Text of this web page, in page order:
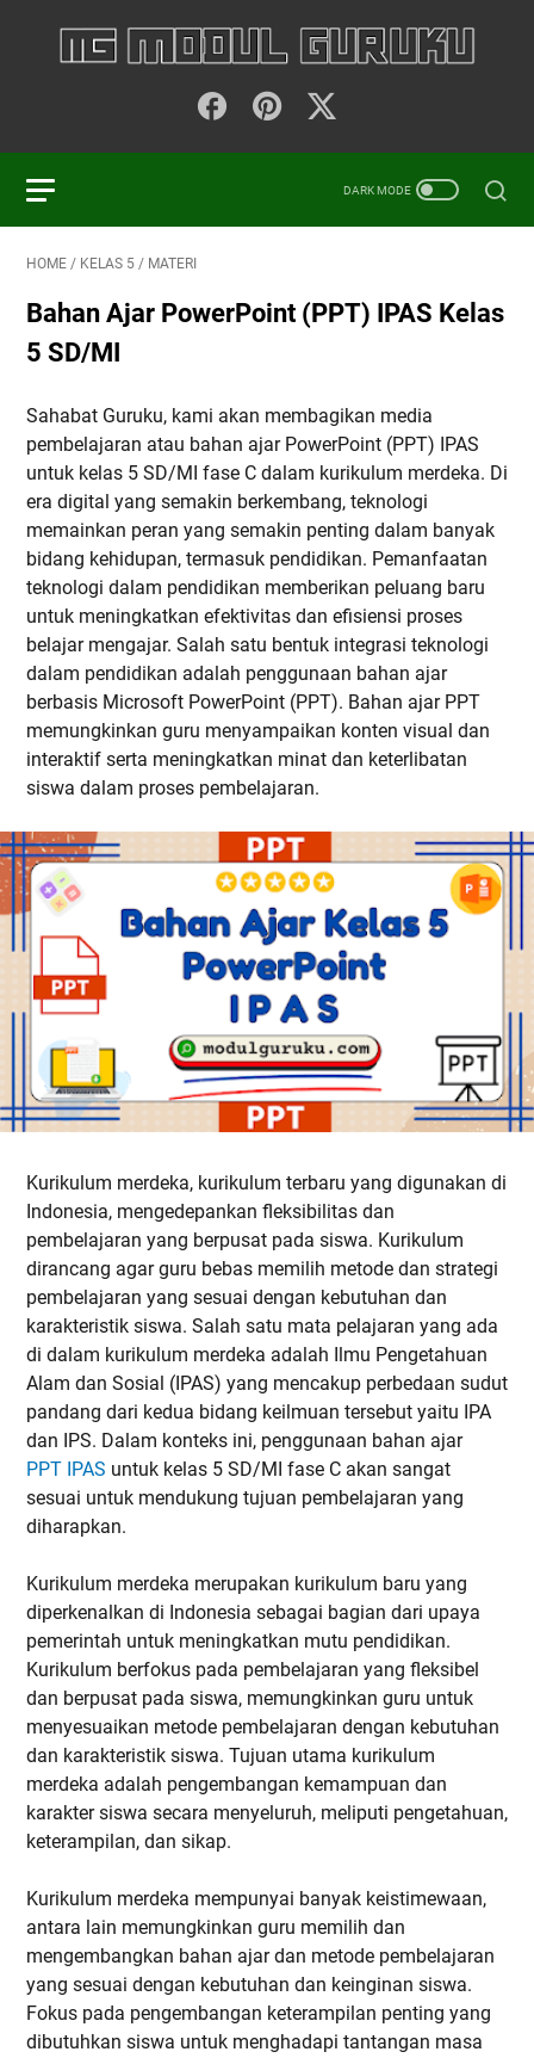
HOME / KELAS 5 / MATERI
Bahan Ajar PowerPoint (PPT) IPAS Kelas
5 SD/MI
Sahabat Guruku, kami akan membagikan media
pembelajaran atau bahan ajar PowerPoint (PPT) IPAS
untuk kelas 5 SD/MI fase C dalam kurikulum merdeka. Di
era digital yang semakin berkembang, teknologi
memainkan peran yang semakin penting dalam banyak
bidang kehidupan, termasuk pendidikan. Pemanfaatan
teknologi dalam pendidikan memberikan peluang baru
untuk meningkatkan efektivitas dan efisiensi proses
belajar mengajar. Salah satu bentuk integrasi teknologi
dalam pendidikan adalah penggunaan bahan ajar
berbasis Microsoft PowerPoint (PPT). Bahan ajar PPT
memungkinkan guru menyampaikan konten visual dan
interaktif serta meningkatkan minat dan keterlibatan
siswa dalam proses pembelajaran.
Kurikulum merdeka, kurikulum terbaru yang digunakan di
Indonesia, mengedepankan fleksibilitas dan
pembelajaran yang berpusat pada siswa. Kurikulum
dirancang agar guru bebas memilih metode dan strategi
pembelajaran yang sesuai dengan kebutuhan dan
karakteristik siswa. Salah satu mata pelajaran yang ada
di dalam kurikulum merdeka adalah Ilmu Pengetahuan
Alam dan Sosial (IPAS) yang mencakup perbedaan sudut
pandang dari kedua bidang keilmuan tersebut yaitu IPA
dan IPS. Dalam konteks ini, penggunaan bahan ajar
PPT IPAS untuk kelas 5 SD/MI fase C akan sangat
sesuai untuk mendukung tujuan pembelajaran yang
diharapkan.
Kurikulum merdeka merupakan kurikulum baru yang
diperkenalkan di Indonesia sebagai bagian dari upaya
pemerintah untuk meningkatkan mutu pendidikan.
Kurikulum berfokus pada pembelajaran yang fleksibel
dan berpusat pada siswa, memungkinkan guru untuk
menyesuaikan metode pembelajaran dengan kebutuhan
dan karakteristik siswa. Tujuan utama kurikulum
merdeka adalah pengembangan kemampuan dan
karakter siswa secara menyeluruh, meliputi pengetahuan,
keterampilan, dan sikap.
Kurikulum merdeka mempunyai banyak keistimewaan,
antara lain memungkinkan guru memilih dan
mengembangkan bahan ajar dan metode pembelajaran
yang sesuai dengan kebutuhan dan keinginan siswa.
Fokus pada pengembangan keterampilan penting yang
dibutuhkan siswa untuk menghadapi tantangan masa